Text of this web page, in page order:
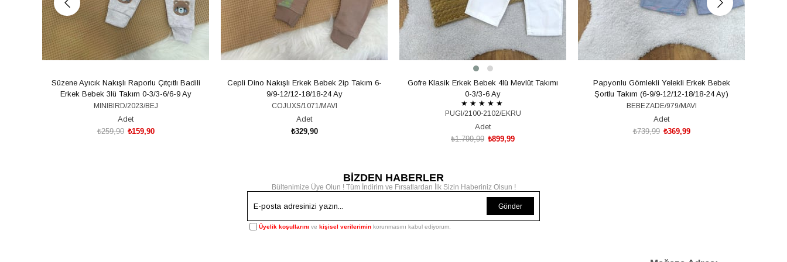
Süzene Ayıcık Nakışlı Raporlu Çıtçıtlı Badili
Erkek Bebek 3lü Takım 0-3/3-6/6-9 Ay
MINIBIRD/2023/BEJ
Adet
₺159,90
₺259,90
Cepli Dino Nakışlı Erkek Bebek 2ip Takım 6-
9/9-12/12-18/18-24 Ay
COJUXS/1071/MAVI
Adet
₺329,90
Gofre Klasik Erkek Bebek 4lü Mevlüt Takımı
0-3/3-6 Ay
★ ★ ★ ★ ★
PUGI/2100-2102/EKRU
Adet
₺899,99
₺1.799,99
Papyonlu Gömlekli Yelekli Erkek Bebek
Şortlu Takım (6-9/9-12/12-18/18-24 Ay)
BEBEZADE/979/MAVI
Adet
₺369,99
₺739,99
BİZDEN HABERLER
Bültenimize Üye Olun ! Tüm İndirim ve Fırsatlardan İlk Sizin Haberiniz Olsun !
Gönder
Üyelik koşullarını ve kişisel verilerimin korunmasını kabul ediyorum.